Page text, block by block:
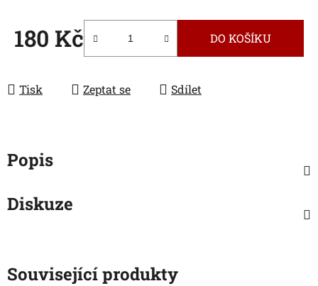
180 Kč DO KOŠÍKU
Tisk Zeptat se Sdílet
Popis
Diskuze
Související produkty